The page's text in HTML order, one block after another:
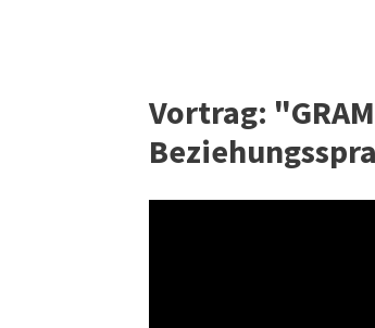
Vortrag: